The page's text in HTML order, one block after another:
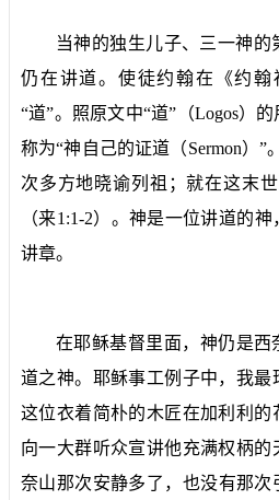
当神的独生儿子、三一神
仍在讲道。使徒约翰在《约翰
“道”。照原文中“道”（Logos）的
称为“神自己的证道（Sermon）”
次多方地晓谕列祖；就在这末
（来1:1-2）。神是一位讲道的
讲章。
在耶稣基督里面，神仍是
道之神。耶稣事工例子中，我最
这位衣着简朴的木匠在加利利的
向一大群听众宣讲他充满权柄
奈山那次安静多了，也没有那